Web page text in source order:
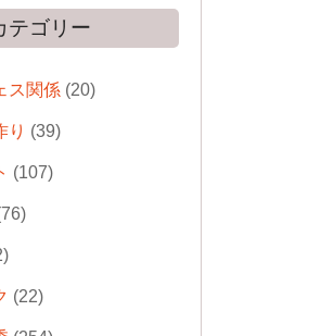
テゴリー
ス関係(20)
り (39)
(107)
(22)